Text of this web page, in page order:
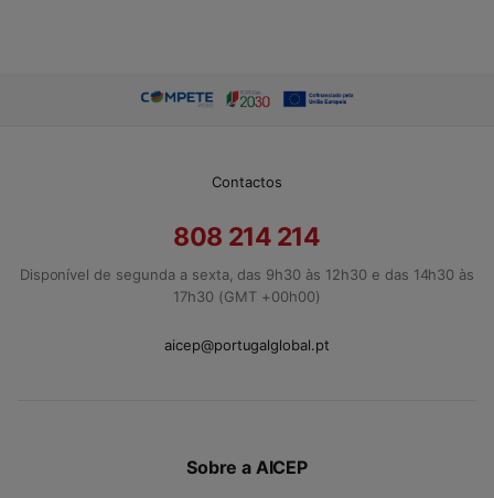
Contactos
808 214 214
Disponível de segunda a sexta, das 9h30 às 12h30 e das 14h30 às
17h30 (GMT +00h00)
aicep@portugalglobal.pt
Sobre a AICEP